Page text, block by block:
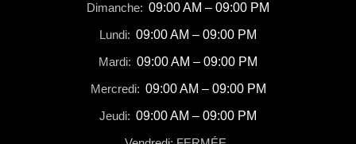
Dimanche: 09:00 AM – 09:00 PM
Lundi: 09:00 AM – 09:00 PM
Mardi: 09:00 AM – 09:00 PM
Mercredi: 09:00 AM – 09:00 PM
Jeudi: 09:00 AM – 09:00 PM